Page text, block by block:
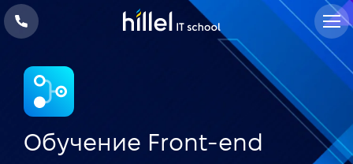
Обучение Front-end